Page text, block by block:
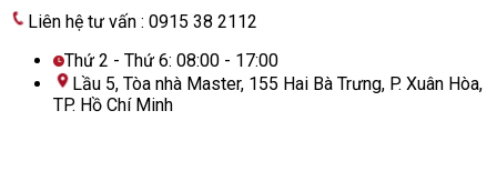
Liên hệ tư vấn : 0915 38 2112
Thứ 2 - Thứ 6: 08:00 - 17:00
Lầu 5, Tòa nhà Master, 155 Hai Bà Trưng, P. Xuân Hòa,
TP. Hồ Chí Minh